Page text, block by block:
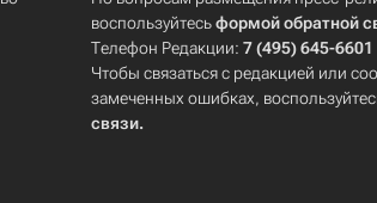
воспользуйтесьформой обратной
Телефон Редакции:7 (495) 645-6601
Чтобы связаться с редакцией или
замеченных ошибках,
связи.